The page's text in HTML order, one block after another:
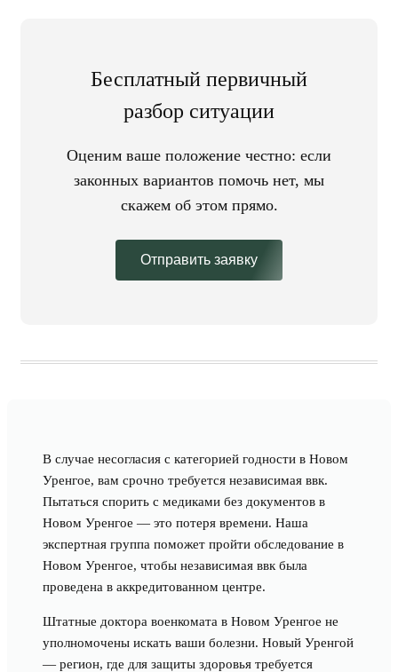
Бесплатный первичный
разбор ситуации
Оценим ваше положение честно: если
законных вариантов помочь нет, мы
скажем об этом прямо.
Отправить заявку
В случае несогласия с категорией годности в Новом
Уренгое, вам срочно требуется независимая ввк.
Пытаться спорить с медиками без документов в
Новом Уренгое — это потеря времени. Наша
экспертная группа поможет пройти обследование в
Новом Уренгое, чтобы независимая ввк была
проведена в аккредитованном центре.
Штатные доктора военкомата в Новом Уренгое не
уполномочены искать ваши болезни. Новый Уренгой
— регион, где для защиты здоровья требуется